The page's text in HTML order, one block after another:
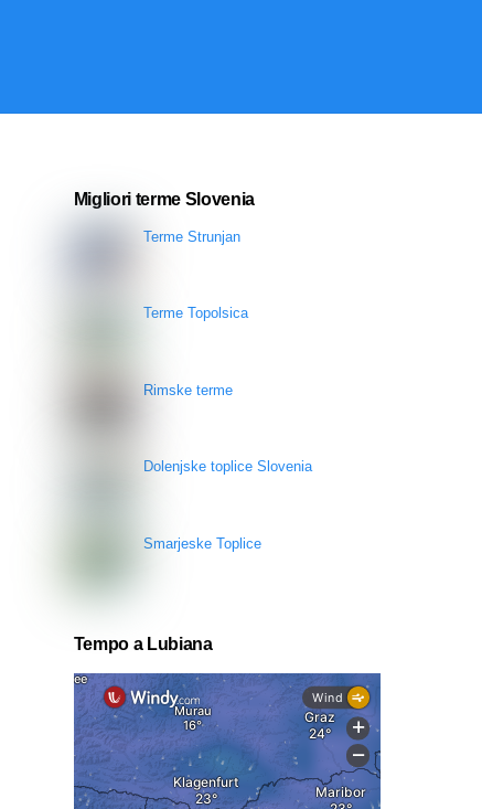
Migliori terme Slovenia
Terme Strunjan
Terme Topolsica
Rimske terme
Dolenjske toplice Slovenia
Smarjeske Toplice
Tempo a Lubiana